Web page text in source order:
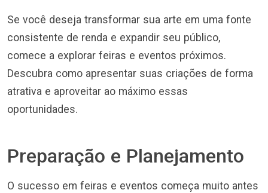
Se você deseja transformar sua arte em uma fonte
consistente de renda e expandir seu público,
comece a explorar feiras e eventos próximos.
Descubra como apresentar suas criações de forma
atrativa e aproveitar ao máximo essas
oportunidades.
Preparação e Planejamento
O sucesso em feiras e eventos começa muito antes